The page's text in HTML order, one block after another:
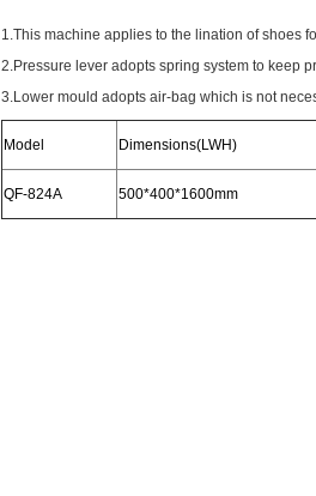
1.This machine applies to the lination of shoes
2.Pressure lever adopts spring system to keep
3.Lower mould adopts air-bag which is not
Model Dimensions(LWH)
QF-824A 500*400*1600mm